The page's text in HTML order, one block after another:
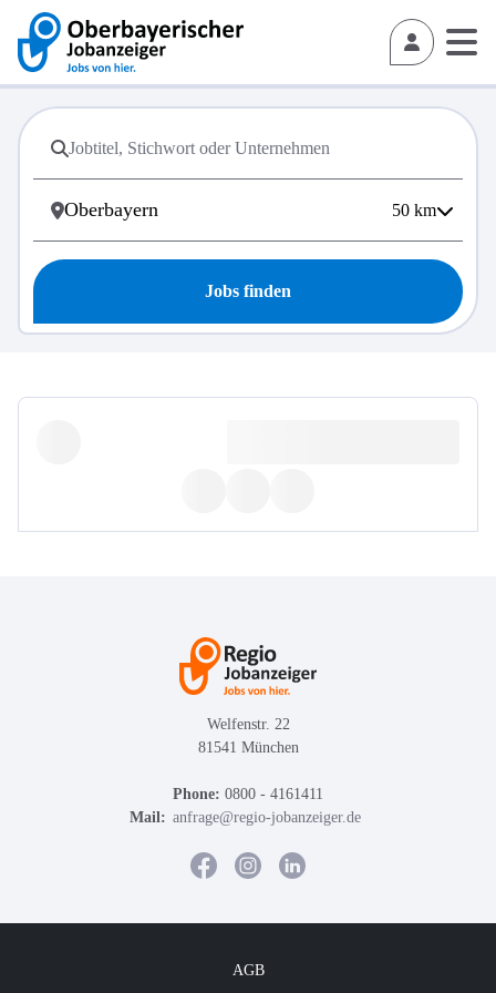
50 km
Jobs finden
Welfenstr. 22
81541 München
Phone: 0800 - 4161411
Mail: anfrage@regio-jobanzeiger.de
AGB